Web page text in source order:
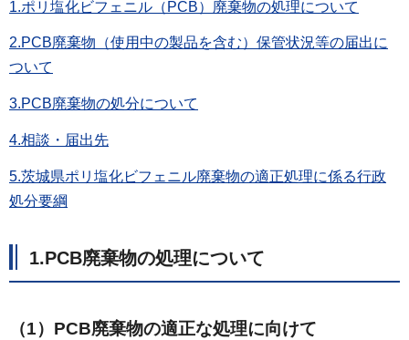
1.ポリ塩化ビフェニル（PCB）廃棄物の処理について
2.PCB廃棄物（使用中の製品を含む）保管状況等の届出に
ついて
3.PCB廃棄物の処分について
4.相談・届出先
5.茨城県ポリ塩化ビフェニル廃棄物の適正処理に係る行政
処分要綱
1.PCB廃棄物の処理について
（1）PCB廃棄物の適正な処理に向けて